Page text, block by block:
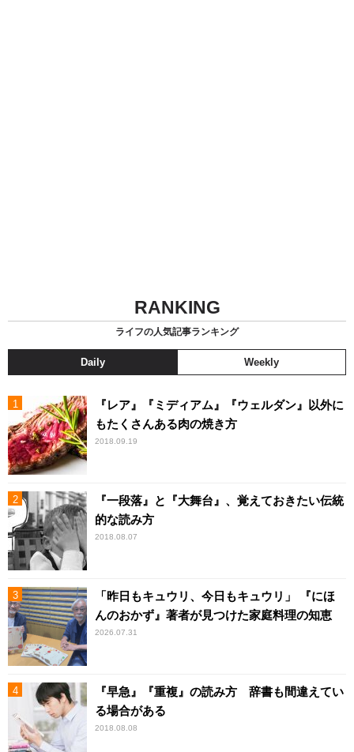
RANKING
ライフの人気記事ランキング
Daily Weekly
『レア』『ミディアム』『ウェルダン』以外に
もたくさんある肉の焼き方
2018.09.19
『一段落』と『大舞台』、覚えておきたい伝統
的な読み方
2018.08.07
「昨日もキュウリ、今日もキュウリ」 『にほ
んのおかず』著者が見つけた家庭料理の知恵
2026.07.31
『早急』『重複』の読み方 辞書も間違えてい
る場合がある
2018.08.08